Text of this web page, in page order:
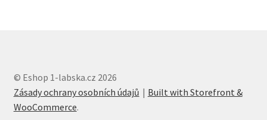
© Eshop 1-labska.cz 2026
Zásady ochrany osobních údajů
Built with Storefront &
WooCommerce.